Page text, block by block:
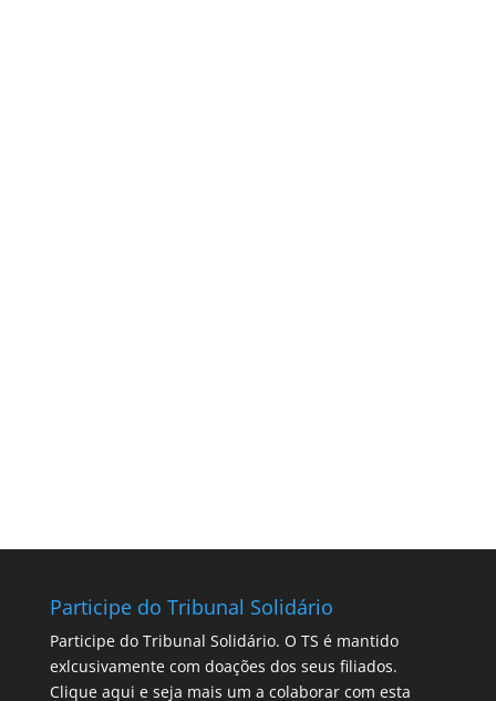
Participe do Tribunal Solidário
Participe do Tribunal Solidário. O TS é mantido
exlcusivamente com doações dos seus filiados.
Clique aqui e seja mais um a colaborar com esta